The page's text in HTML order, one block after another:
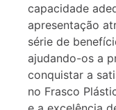
capacidade
apresentação
série de
ajudando-os a
conquistar a
no Frasco